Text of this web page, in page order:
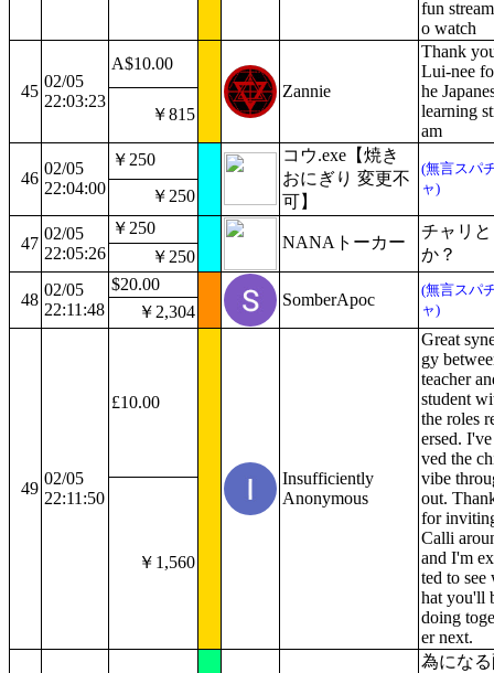
fun
o watch
45
02/05
22:03:23
A$10.00
Zannie
Thank
Lui-nee
he
learning
am
￥815
46
02/05
22:04:00
￥250
コウ.exe【焼き
おにぎり 変更不
可】
(無言スパ
ャ)
￥250
47
02/05
22:05:26
￥250
NANAトーカー
チャリと
か？
￥250
48
02/05
22:11:48
$20.00
SomberApoc
(無言スパ
ャ)
￥2,304
49
02/05
22:11:50
£10.00
Insufficiently
Anonymous
Great
gy
teacher
student
the roles
ersed.
ved the
vibe
out.
for
Calli
and I'm
ted to see
hat you'll
doing
er next.
￥1,560
為にな